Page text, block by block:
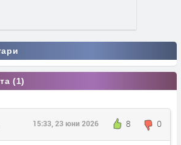
(1)
8 0
15:33, 23 юни 2026